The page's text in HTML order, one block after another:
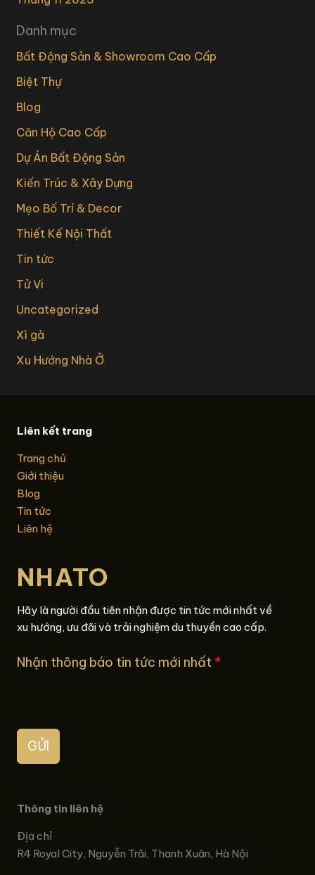
Danh mục
Bất Động Sản & Showroom Cao Cấp
Biệt Thự
Blog
Căn Hộ Cao Cấp
Dự Án Bất Động Sản
Kiến Trúc & Xây Dựng
Mẹo Bố Trí & Decor
Thiết Kế Nội Thất
Tin tức
Tử Vi
Uncategorized
Xì gà
Xu Hướng Nhà Ở
Liên kết trang
Trang chủ
Giới thiệu
Blog
Tin tức
Liên hệ
NHATO
Hãy là người đầu tiên nhận được tin tức mới nhất về
xu hướng, ưu đãi và trải nghiệm du thuyền cao cấp.
Nhận thông báo tin tức mới nhất *
GỬI
Thông tin liên hệ
Địa chỉ
R4 Royal City, Nguyễn Trãi, Thanh Xuân, Hà Nội